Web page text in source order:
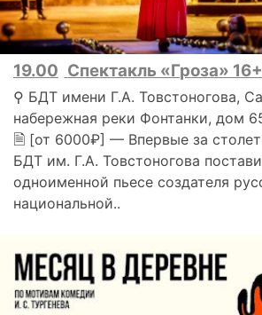
19.00 Спектакль «Гроза» 16+
⚲ БДТ имени Г.А. Товстоногова,
набережная реки Фонтанки, дом
🗎 [от 6000₽] — Впервые за
БДТ им. Г.А. Товстоногова
одноименной пьесе создателя
национальной..